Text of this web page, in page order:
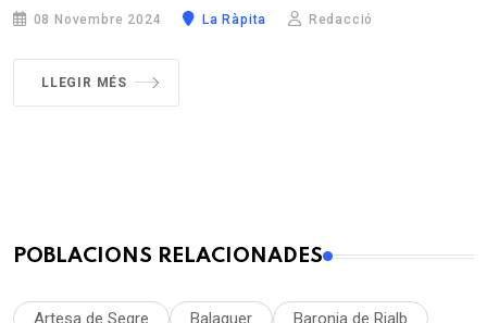
08 Novembre 2024 La Ràpita Redacció
LLEGIR MÉS
POBLACIONS RELACIONADES
Artesa de Segre Balaguer Baronia de Rialb